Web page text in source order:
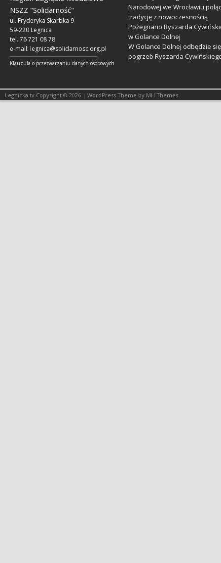
NSZZ "Solidarność"
ul. Fryderyka Skarbka 9
59-220 Legnica
tel. 76 721 08 78
e-mail: legnica@solidarnosc.org.pl
Klauzula o przetwarzaniu danych osobowych
Narodowej we Wrocławiu
tradycję z nowoczesnością
Pożegnano Ryszarda
w Golance Dolnej
W Golance Dolnej odbędzie się
pogrzeb Ryszarda
Legnicka.tv Copyright © 2026 | WordPress Theme by MH Themes